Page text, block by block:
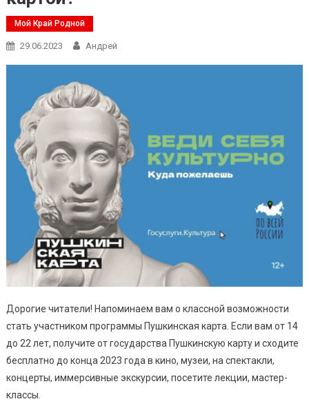
Мой Край Родной
29.06.2023 Андрей
Дорогие читатели! Напоминаем вам о классной возможности
стать участником программы Пушкинская карта. Если вам от 14
до 22 лет, получите от государства Пушкинскую карту и сходите
бесплатно до конца 2023 года в кино, музеи, на спектакли,
концерты, иммерсивные экскурсии, посетите лекции, мастер-
классы.